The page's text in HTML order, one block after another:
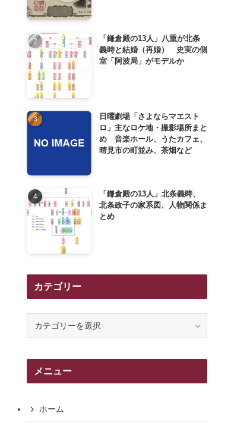
「鎌倉殿の13人」八重が北条
義時と結婚（再婚） 史実の側
室「阿波局」がモデルか
日曜劇場「さよならマエスト
ロ」主なロケ地・撮影場所まと
め 音楽ホール、うたカフェ、
晴見市の町並み、茶畑など
「鎌倉殿の13人」北条義時、
北条政子の家系図、人物関係ま
とめ
カテゴリー
リ
メニュー
ホーム